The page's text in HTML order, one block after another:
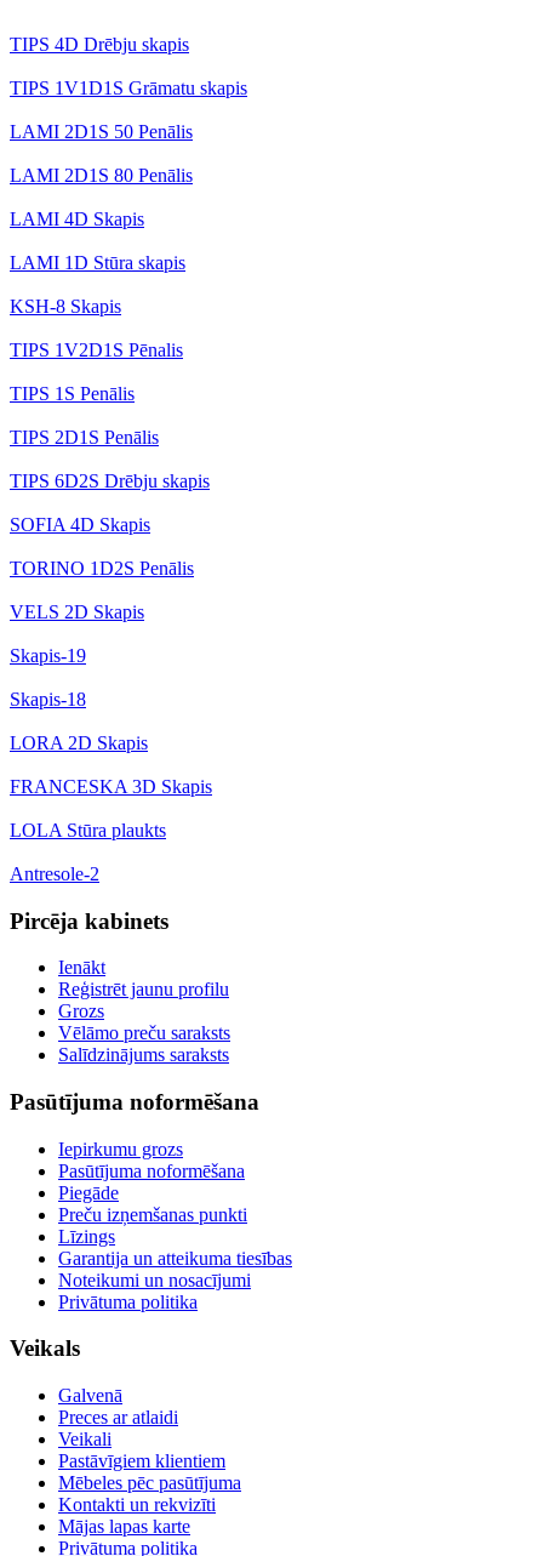
TIPS 4D Drēbju skapis
TIPS 1V1D1S Grāmatu skapis
LAMI 2D1S 50 Penālis
LAMI 2D1S 80 Penālis
LAMI 4D Skapis
LAMI 1D Stūra skapis
KSH-8 Skapis
TIPS 1V2D1S Pēnalis
TIPS 1S Penālis
TIPS 2D1S Penālis
TIPS 6D2S Drēbju skapis
SOFIA 4D Skapis
TORINO 1D2S Penālis
VELS 2D Skapis
Skapis-19
Skapis-18
LORA 2D Skapis
FRANCESKA 3D Skapis
LOLA Stūra plaukts
Antresole-2
Pircēja kabinets
Ienākt
Reģistrēt jaunu profilu
Grozs
Vēlāmo preču saraksts
Salīdzinājums saraksts
Pasūtījuma noformēšana
Iepirkumu grozs
Pasūtījuma noformēšana
Piegāde
Preču izņemšanas punkti
Līzings
Garantija un atteikuma tiesības
Noteikumi un nosacījumi
Privātuma politika
Veikals
Galvenā
Preces ar atlaidi
Veikali
Pastāvīgiem klientiem
Mēbeles pēc pasūtījuma
Kontakti un rekvizīti
Mājas lapas karte
Privātuma politika